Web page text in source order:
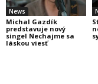
News
Michal Gazdík
predstavuje nový
singel Nechajme sa
láskou viesť